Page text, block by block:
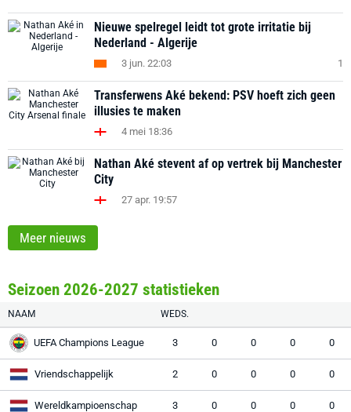
Nieuwe spelregel leidt tot grote irritatie bij
Nederland - Algerije
3 jun. 22:03 1
Transferwens Aké bekend: PSV hoeft zich geen
illusies te maken
4 mei 18:36
Nathan Aké stevent af op vertrek bij Manchester
City
27 apr. 19:57
Meer nieuws
Seizoen 2026-2027 statistieken
NAAM WEDS.
UEFA Champions League 3 0 0 0 0
Vriendschappelijk 2 0 0 0 0
Wereldkampioenschap 3 0 0 0 0